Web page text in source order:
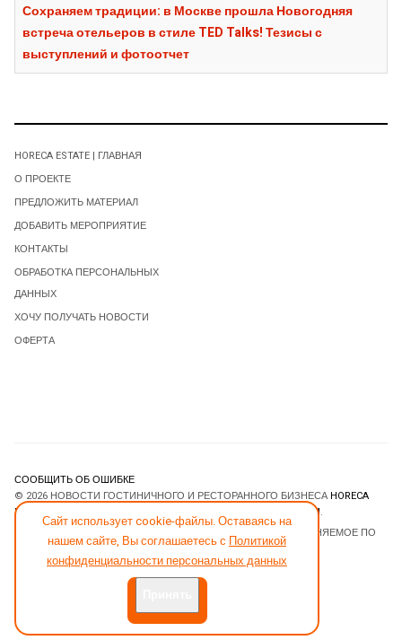
Сохраняем традиции: в Москве прошла Новогодняя
встреча отельеров в стиле TED Talks! Тезисы с
выступлений и фотоотчет
Сайт использует cookie-файлы. Оставаясь на
нашем сайте, Вы соглашаетесь с Политикой
конфиденциальности персональных данных
HORECA ESTATE | ГЛАВНАЯ
О ПРОЕКТЕ
ПРЕДЛОЖИТЬ МАТЕРИАЛ
ДОБАВИТЬ МЕРОПРИЯТИЕ
КОНТАКТЫ
ОБРАБОТКА ПЕРСОНАЛЬНЫХ
ДАННЫХ
ХОЧУ ПОЛУЧАТЬ НОВОСТИ
ОФЕРТА
СООБЩИТЬ ОБ ОШИБКЕ
© 2026 НОВОСТИ ГОСТИНИЧНОГО И РЕСТОРАННОГО БИЗНЕСА HORECA
ESTATE
JOOMLART.COM.
- ПРОГРАММНОЕ ОБЕСПЕЧЕНИЕ, РАСПРОСТРАНЯЕМОЕ ПО
ЛИЦЕНЗИИGNU GENERAL PUBLIC LICENSE